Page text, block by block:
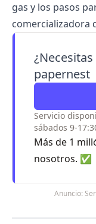
gas y los pasos
comercializadora
papernest
Servicio
sábados 9-
Más de 1
nosotros. ✅
Anuncio: